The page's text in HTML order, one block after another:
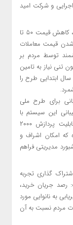
و شرکت امید
وی افزایش سهمیه آرد نانوایان دارای رفتار متعهدانه، کاهش قیمت ۵۰ تا
شدن قیمت معاملات
توسط مردم بر
نیاز به تامین
سال ابتدایی طرح را
برای طرح ملی
این سیستم با
قابلیت ۲۲۰۰ تماس در روز به صورت آنلاین و قابلیت پردازش ۲۰۰۰
که امکان اشراف و
مسئولان ذیربط را از طریق ۷۳۰ داشبورد مدیریتی فراهم
گذاری تجربه
رصد جریان خرید،
به نانوایی مورد
مردم نسبت به آن